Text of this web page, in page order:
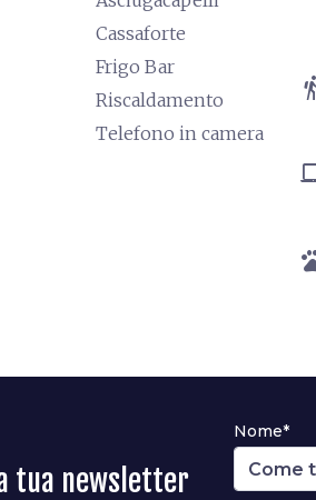
Cassaforte
Frigo Bar
Riscaldamento
Telefono in camera
tua newsletter
Nome*